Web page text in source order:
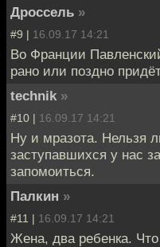
Дроссель »
#9 | 16.09.17 14:21
Во Франции
рано или поздно
technik »
#10 | 16.09.17 14:21
Ну и мразота. Нельзя
заступавшихся у нас
запомоиться.
Палкин »
#11 | 16.09.17 14:21
Жена, два ребенка.